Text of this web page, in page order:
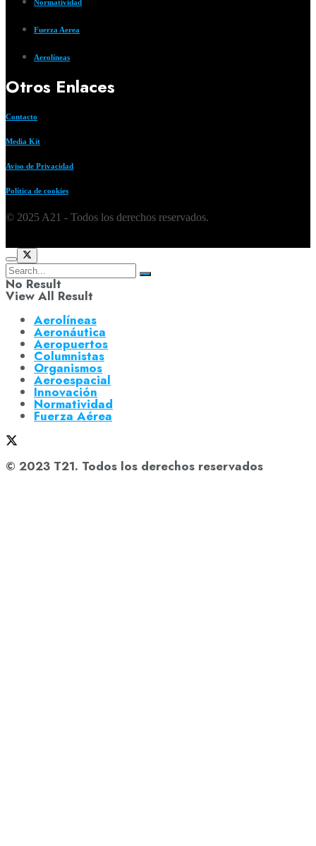
Normatividad
Fuerza Aerea
Aerolíneas
Otros Enlaces
Contacto
Media Kit
Aviso de Privacidad
Política de cookies
© 2025 A21 - Todos los derechos reservados.
No Result
View All Result
Aerolíneas
Aeronáutica
Aeropuertos
Columnistas
Organismos
Aeroespacial
Innovación
Normatividad
Fuerza Aérea
© 2023 T21. Todos los derechos reservados